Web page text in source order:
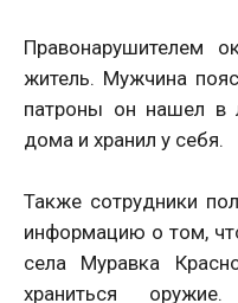
Правонарушителем
житель. Мужчина
патроны он нашел в
дома и хранил у себя.
Также сотрудники
информацию о том,
села Муравка
храниться